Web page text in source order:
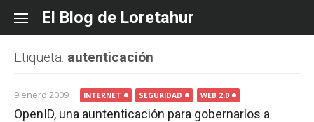
content
El Blog de Loretahur
Etiqueta: autenticación
9 enero 2009 INTERNET SEGURIDAD WEB 2.0
OpenID, una auntenticación para gobernarlos a